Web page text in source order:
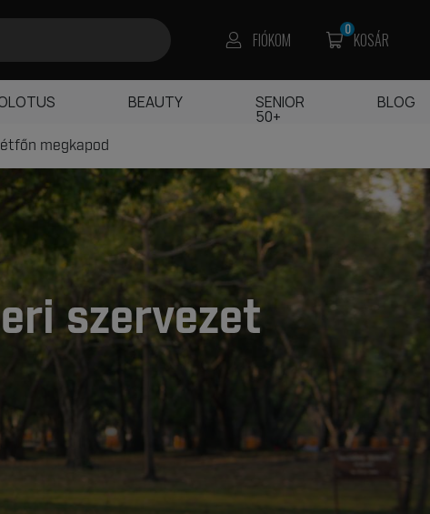
megkapod
szervezet
FIÓKOM KOSÁR
0
BEAUTY SENIOR
50+
BLOG